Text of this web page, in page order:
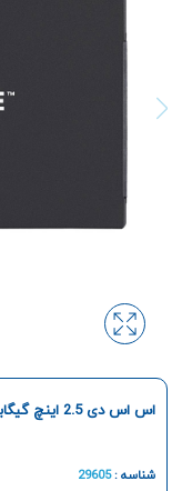
اس اس دی 2.5 اینچ گیگابایت مدل SATA III با ظرفیت 1 ترابایت
شناسه :29605